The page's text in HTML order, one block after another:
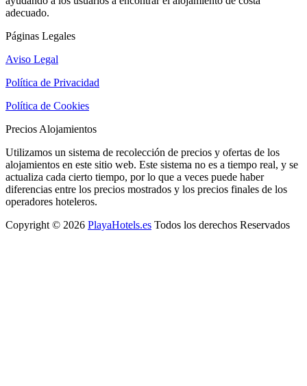
adecuado.
Páginas Legales
Aviso Legal
Política de Privacidad
Política de Cookies
Precios Alojamientos
Utilizamos un sistema de recolección de precios y ofertas de los
alojamientos en este sitio web. Este sistema no es a tiempo real, y se
actualiza cada cierto tiempo, por lo que a veces puede haber
diferencias entre los precios mostrados y los precios finales de los
operadores hoteleros.
Copyright © 2026 PlayaHotels.es Todos los derechos Reservados